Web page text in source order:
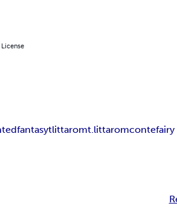
License
fantasytlittaromt.littaromcontefairy